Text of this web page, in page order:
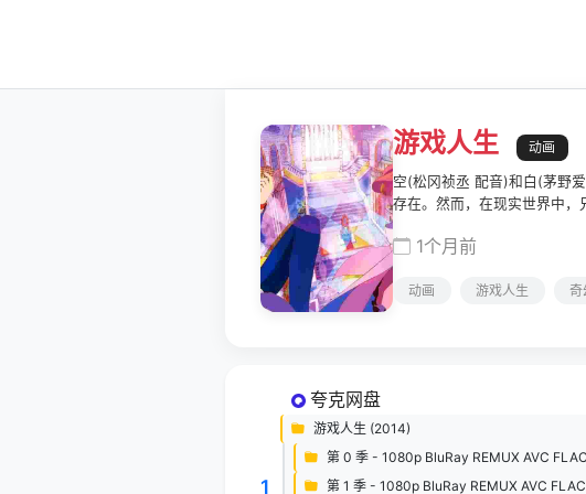
游戏人生 动画
空(松冈祯丞 配音)和白(茅野
存在。然而，在现实世界中，
力，有的只是一场又一场无
1个月前
动画 游戏人生 奇
1
夸克网盘
游戏人生 (2014)
第 0 季 - 1080p BluRay REMUX AVC
第 1 季 - 1080p BluRay REMUX AVC